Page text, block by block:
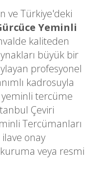
ve Türkiye'deki
Yeminli
kaliteden
büyük bir
profesyonel
kadrosuyla
yeminli tercüme
Çeviri
Tercümanları
onay
veya resmi